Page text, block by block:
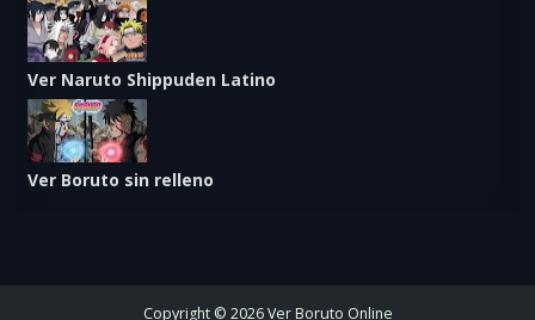
Ver Naruto Shippuden Latino
Ver Boruto sin relleno
Copyright © 2026 Ver Boruto Online